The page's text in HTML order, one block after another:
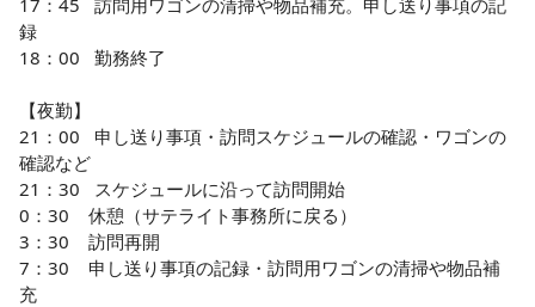
◆給与・待遇について
当社は、更には働きやすい環境にしていく為、今後も待遇
いきます。
新規オープンの施設が続々とありこれからも成長を続けま
す！
ひとりひとりの力をあわせて、最高の職場にしていきたい。
この想いに共感してくださる方を、私たちは求めます。
17：45   訪問用ワゴンの清掃や物品補充。申し送り事項の記
録
18：00   勤務終了
【夜勤】
21：00   申し送り事項・訪問スケジュールの確認・ワゴンの
確認など
21：30   スケジュールに沿って訪問開始
0：30    休憩（サテライト事務所に戻る）
3：30    訪問再開
7：30    申し送り事項の記録・訪問用ワゴンの清掃や物品補
充